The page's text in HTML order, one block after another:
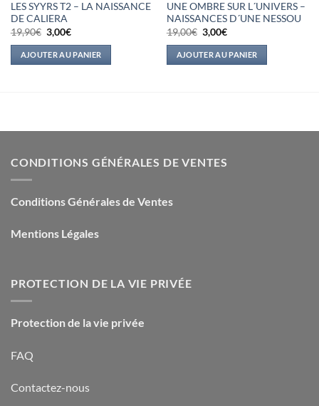
LES SYYRS T2 – LA NAISSANCE
DE CALIERA
19,90€ Le
prix
initial
était :
19,90€.
3,00€Le
actuel
est :
3,00€.
AJOUTER AU PANIER
UNE OMBRE SUR L´UNIVERS –
NAISSANCES D´UNE NESSOU
19,00€ Le
prix
initial
était :
19,00€.
3,00€Le
actuel
est :
3,00€.
AJOUTER AU PANIER
CONDITIONS GÉNÉRALES DE VENTES
Conditions Générales de Ventes
Mentions Légales
PROTECTION DE LA VIE PRIVÉE
Protection de la vie privée
FAQ
Contactez-nous